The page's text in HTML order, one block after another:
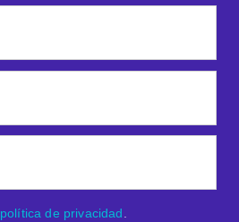
política de privacidad.